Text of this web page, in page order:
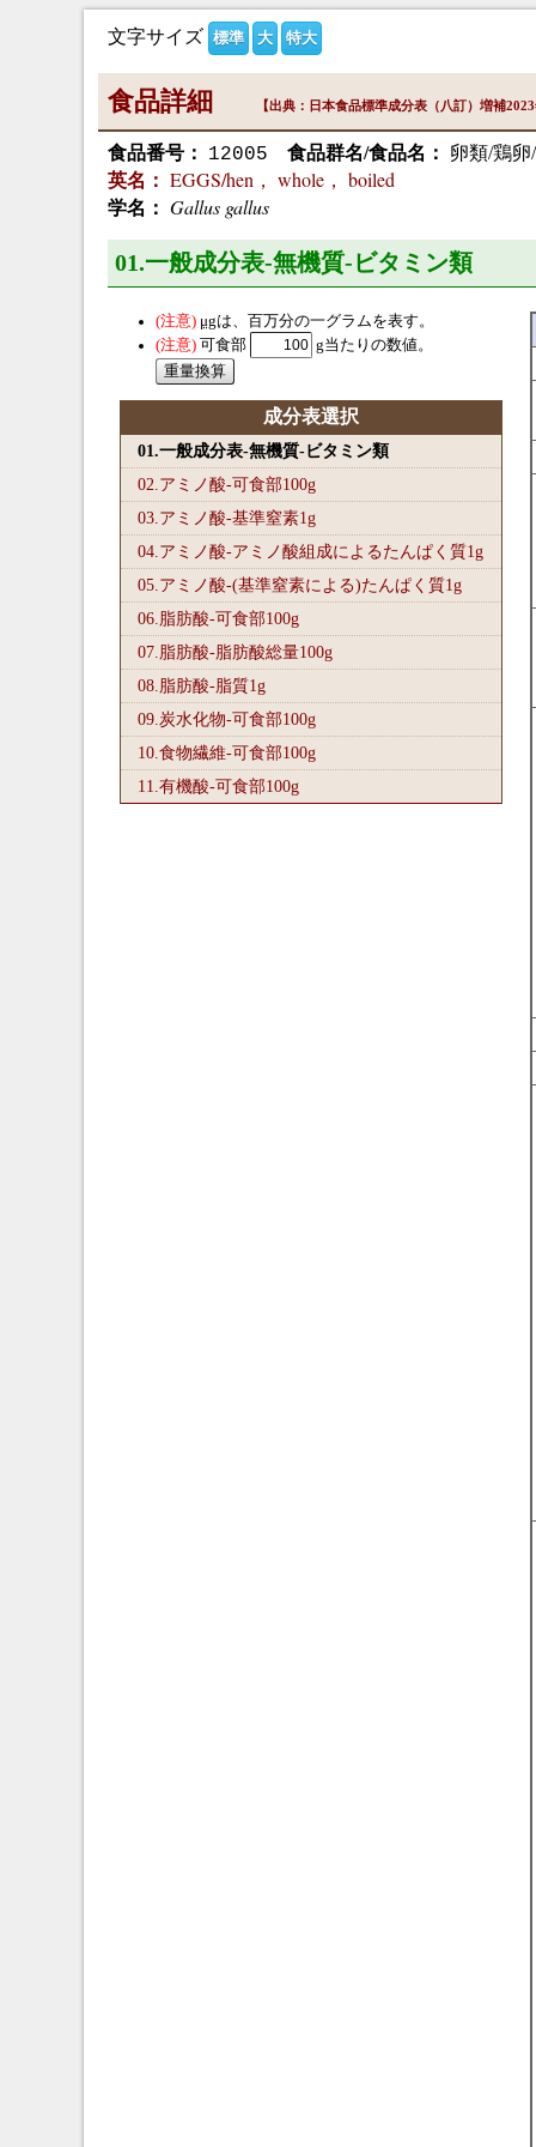
文字サイズ 標準 大 特大
食品詳細 【出典：日本食品標準成分表（八訂）増補
食品番号： 12005 食品群名/食品名：
卵類/鶏
英名： EGGS/hen， whole， boiled
学名： Gallus gallus
01.一般成分表-無機質-ビタミン類
μgは、百万分の一グラムを表す。
可食部
g当たりの数値。
成分表選択
01.一般成分表-無機質-ビタミン類
02.アミノ酸-可食部100g
03.アミノ酸-基準窒素1g
04.アミノ酸-アミノ酸組成によるたんぱく質1g
05.アミノ酸-(基準窒素による)たんぱく質1g
06.脂肪酸-可食部100g
07.脂肪酸-脂肪酸総量100g
08.脂肪酸-脂質1g
09.炭水化物-可食部100g
10.食物繊維-可食部100g
11.有機酸-可食部100g